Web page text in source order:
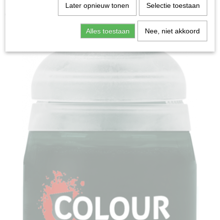
Miniature Gaming>Base: Nocturne Green
Later opnieuw tonen Selectie toestaan
Alles toestaan Nee, niet akkoord